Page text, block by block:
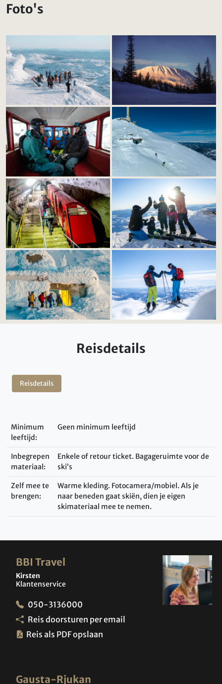
Foto's
Reisdetails
Reisdetails
Minimum
leeftijd:
Geen minimum leeftijd
Inbegrepen
materiaal:
Enkele of retour ticket. Bagageruimte voor de
ski’s
Zelf mee te
brengen:
Warme kleding. Fotocamera/mobiel. Als je
naar beneden gaat skiën, dien je eigen
skimateriaal mee te nemen.
Gausta-Rjukan
BBI Travel
Kirsten
Klantenservice
050-3136000
Reis doorsturen per email
Reis als PDF opslaan